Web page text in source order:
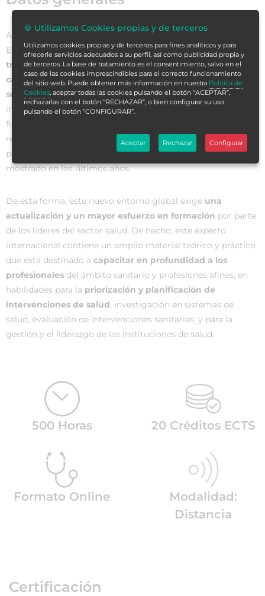
Actualmente el sector salud a nivel global, y también en
España, se encuentra sumido en unaprofunda
transformación motivada por diversos factores, basados en
cambios producidos en la demanda y en la provisión de
servicios. Además, esta tendencia se ve acelerada por el
impacto de los cambios regulatorios y las nuevas políticas
financiero-presupuestarias, de cobertura, organizativas y de
recursos humanos que tienen lugar en el sector público, y
por el
creciente dinamismo y maduraciónque el sector ha
mostrado en los últimos años.
De esta forma, este nuevo entorno global exige una
actualización y un mayor esfuerzo en formación por parte
de los líderes del sector salud. De hecho, este experto
internacional contiene un amplio material teórico y práctico
que está destinado a capacitar en profundidad a los
profesionales del ámbito sanitario y profesiones afines, en
habilidades para la priorización y planificación de
intervenciones de salud, investigación en sistemas de
salud, evaluación de intervenciones sanitarias, y para la
gestión y el liderazgo de las instituciones de salud.
500 Horas 20 Créditos ECTS
Formato Online
Modalidad:
Distancia
Certificación
🍪 Utilizamos Cookies propias y de terceros
Utilizamos cookies propias y de terceros para fines analíticos y para
ofrecerle servicios adecuados a su perfil, así como publicidad propia y
de terceros. La base de tratamiento es el consentimiento, salvo en el
caso de las cookies imprescindibles para el correcto funcionamiento
del sitio web. Puede obtener más información en nuestra Política de
Cookies , aceptar todas las cookies pulsando el botón “ACEPTAR”,
rechazarlas con el botón “RECHAZAR”, o bien configurar su uso
pulsando el botón “CONFIGURAR”.
Aceptar Rechazar Configurar